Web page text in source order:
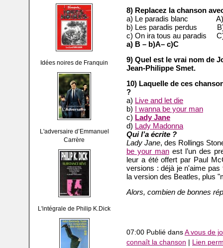
Idées noires de Franquin
L'adversaire d’Emmanuel
Carrère
L'intégrale de Philip K.Dick
8) Replacez la chanson
a) Le paradis blanc A)
b) Les paradis perdus B)
c) On ira tous au paradis
a) B – b)A– c)C
9) Quel est le vrai nom de
Jean-Philippe Smet.
10) Laquelle de ces
?
a) Live and let die
b) I wanna be your man
c) Lady Jane
d) Lady Madonna
Qui l’a écrite ?
Lady Jane, des Rollings
be your man est l’un des
leur a été offert par Paul
versions : déjà je n'aime
la version des Beatles, plus
Alors, combien de bonnes
07:00 Publié dans A vous de
connaît la chanson
Lien